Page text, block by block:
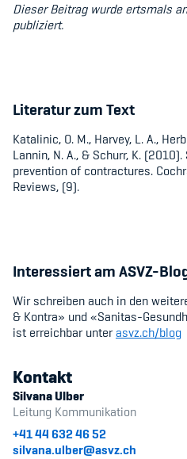
Dieser Beitrag wurde ertsmals
publiziert.
Literatur zum Text
Katalinic, O. M., Harvey, L. A.,
Lannin, N. A., & Schurr, K.
prevention of contractures.
Reviews, (9).
Interessiert am ASVZ-
Wir schreiben auch in den
& Kontra» und«Sanitas-
ist erreichbar unterasvz.ch/blog
Kontakt
Silvana Ulber
Leitung Kommunikation
+41 44 632 46 52
silvana.ulber@asvz.ch